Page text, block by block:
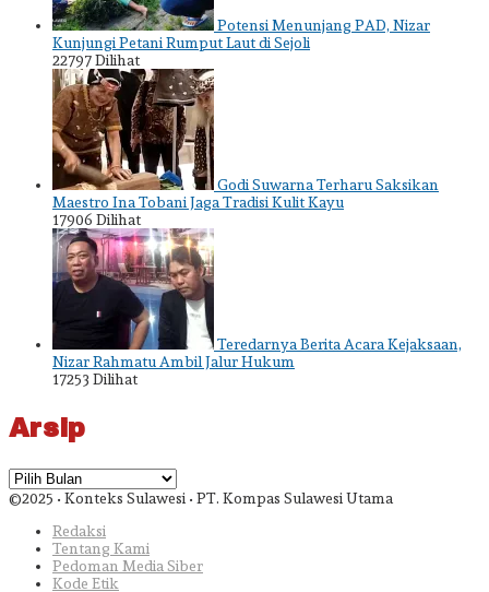
Potensi Menunjang PAD, Nizar
Kunjungi Petani Rumput Laut di Sejoli
22797 Dilihat
Godi Suwarna Terharu Saksikan
Maestro Ina Tobani Jaga Tradisi Kulit Kayu
17906 Dilihat
Teredarnya Berita Acara Kejaksaan,
Nizar Rahmatu Ambil Jalur Hukum
17253 Dilihat
Arsip
Arsip
©2025 • Konteks Sulawesi • PT. Kompas Sulawesi Utama
Redaksi
Tentang Kami
Pedoman Media Siber
Kode Etik